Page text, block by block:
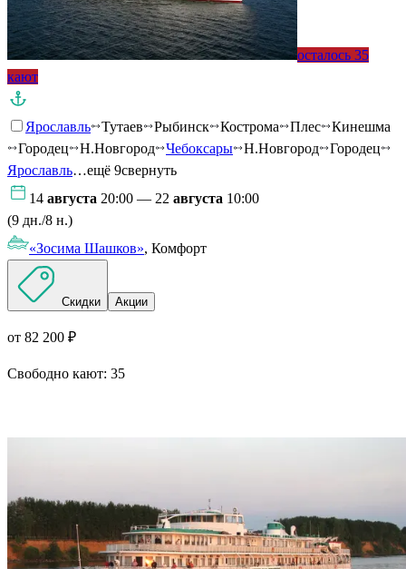
осталось 35
кают
Ярославль Тутаев Рыбинск Кострома Плес
Кинешма
Городец
Н.Новгород Чебоксары Н.Новгород
Городец
Ярославль…ещё 9свернуть
14 августа 20:00 — 22 августа 10:00
(9 дн./8 н.)
«Зосима Шашков», Комфорт
Скидки Акции
от 82 200 ₽
Свободно кают: 35